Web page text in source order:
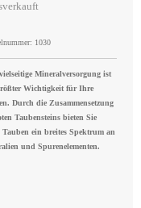
1030
Mineralversorgung ist
Wichtigkeit für Ihre
Durch die Zusammensetzung
Taubensteins bieten Sie
ein breites Spektrum an
und Spurenelementen.